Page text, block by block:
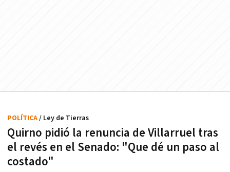
Quirno pidió la renuncia de Villarruel tras
el revés en el Senado: "Que dé un paso al
costado"
POLÍTICA/ Ley de Tierras